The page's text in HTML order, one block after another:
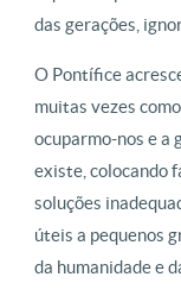
das gerações,
O Pontífice
muitas vezes
ocuparmo-nos e a
existe, colocando
soluções
úteis a pequenos
da humanidade e